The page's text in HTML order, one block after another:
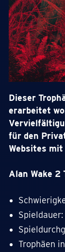
Dieser
erarbeitet
für den
Websites mit
Alan Wake 2
Trophäen